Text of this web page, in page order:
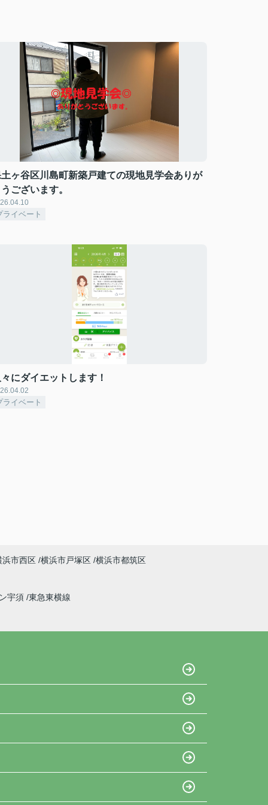
ヶ谷区川島町新築戸建ての現地見学会ありが
ございます。
ライベート
にダイエットします！
ライベート
浜市西区 横浜市戸塚区 横浜市都筑区
宇須 東急東横線